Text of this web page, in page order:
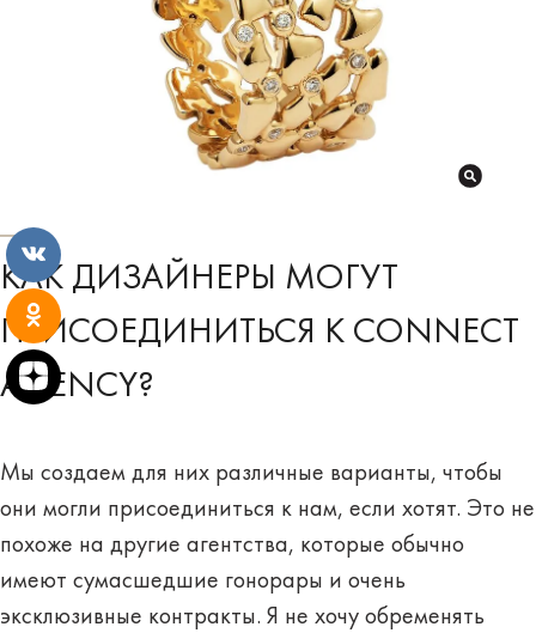
КАК ДИЗАЙНЕРЫ МОГУТ
ПРИСОЕДИНИТЬСЯ К CONNECT
AGENCY?
Мы создаем для них различные варианты, чтобы
они могли присоединиться к нам, если хотят. Это не
похоже на другие агентства, которые обычно
имеют сумасшедшие гонорары и очень
эксклюзивные контракты. Я не хочу обременять